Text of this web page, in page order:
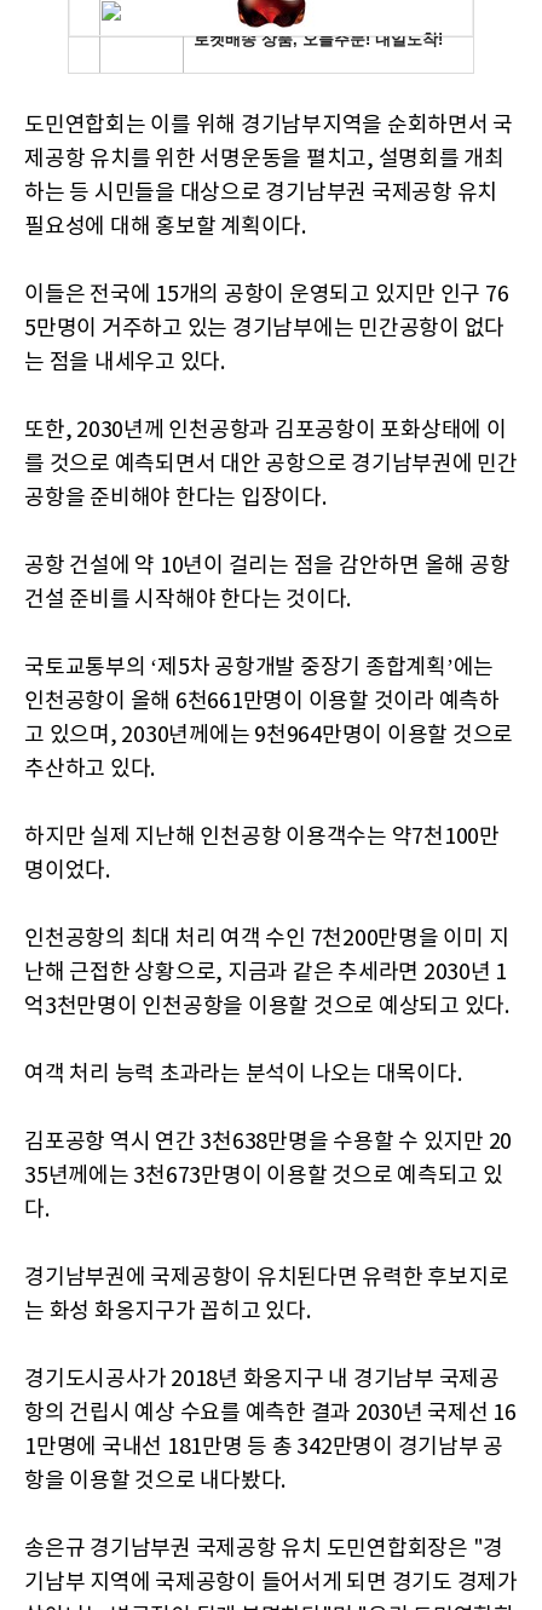
도민연합회는 이를 위해 경기남부지역을 순회하면서 국
제공항 유치를 위한 서명운동을 펼치고, 설명회를 개최
하는 등 시민들을 대상으로 경기남부권 국제공항 유치
필요성에 대해 홍보할 계획이다.
이들은 전국에 15개의 공항이 운영되고 있지만 인구 76
5만명이 거주하고 있는 경기남부에는 민간공항이 없다
는 점을 내세우고 있다.
또한, 2030년께 인천공항과 김포공항이 포화상태에 이
를 것으로 예측되면서 대안 공항으로 경기남부권에 민간
공항을 준비해야 한다는 입장이다.
공항 건설에 약 10년이 걸리는 점을 감안하면 올해 공항
건설 준비를 시작해야 한다는 것이다.
국토교통부의 ‘제5차 공항개발 중장기 종합계획’에는
인천공항이 올해 6천661만명이 이용할 것이라 예측하
고 있으며, 2030년께에는 9천964만명이 이용할 것으로
추산하고 있다.
하지만 실제 지난해 인천공항 이용객수는 약7천100만
명이었다.
인천공항의 최대 처리 여객 수인 7천200만명을 이미 지
난해 근접한 상황으로, 지금과 같은 추세라면 2030년 1
억3천만명이 인천공항을 이용할 것으로 예상되고 있다.
여객 처리 능력 초과라는 분석이 나오는 대목이다.
김포공항 역시 연간 3천638만명을 수용할 수 있지만 20
35년께에는 3천673만명이 이용할 것으로 예측되고 있
다.
경기남부권에 국제공항이 유치된다면 유력한 후보지로
는 화성 화옹지구가 꼽히고 있다.
경기도시공사가 2018년 화옹지구 내 경기남부 국제공
항의 건립시 예상 수요를 예측한 결과 2030년 국제선 16
1만명에 국내선 181만명 등 총 342만명이 경기남부 공
항을 이용할 것으로 내다봤다.
송은규 경기남부권 국제공항 유치 도민연합회장은 "경
기남부 지역에 국제공항이 들어서게 되면 경기도 경제가